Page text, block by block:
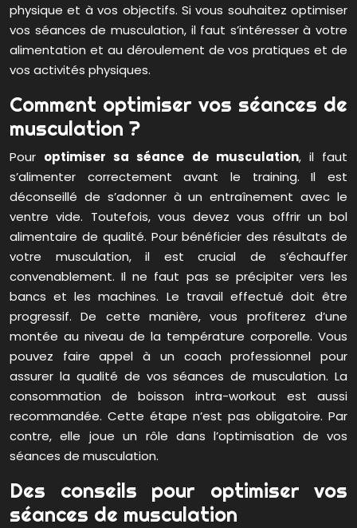
physique et à vos objectifs. Si vous souhaitez optimiser
vos séances de musculation, il faut s’intéresser à votre
alimentation et au déroulement de vos pratiques et de
vos activités physiques.
Comment optimiser vos séances de
musculation ?
Pour optimiser sa séance de musculation, il faut
s’alimenter correctement avant le training. Il est
déconseillé de s’adonner à un entraînement avec le
ventre vide. Toutefois, vous devez vous offrir un bol
alimentaire de qualité. Pour bénéficier des résultats de
votre musculation, il est crucial de s’échauffer
convenablement. Il ne faut pas se précipiter vers les
bancs et les machines. Le travail effectué doit être
progressif. De cette manière, vous profiterez d’une
montée au niveau de la température corporelle. Vous
pouvez faire appel à un coach professionnel pour
assurer la qualité de vos séances de musculation. La
consommation de boisson intra-workout est aussi
recommandée. Cette étape n’est pas obligatoire. Par
contre, elle joue un rôle dans l’optimisation de vos
séances de musculation.
Des conseils pour optimiser vos
séances de musculation